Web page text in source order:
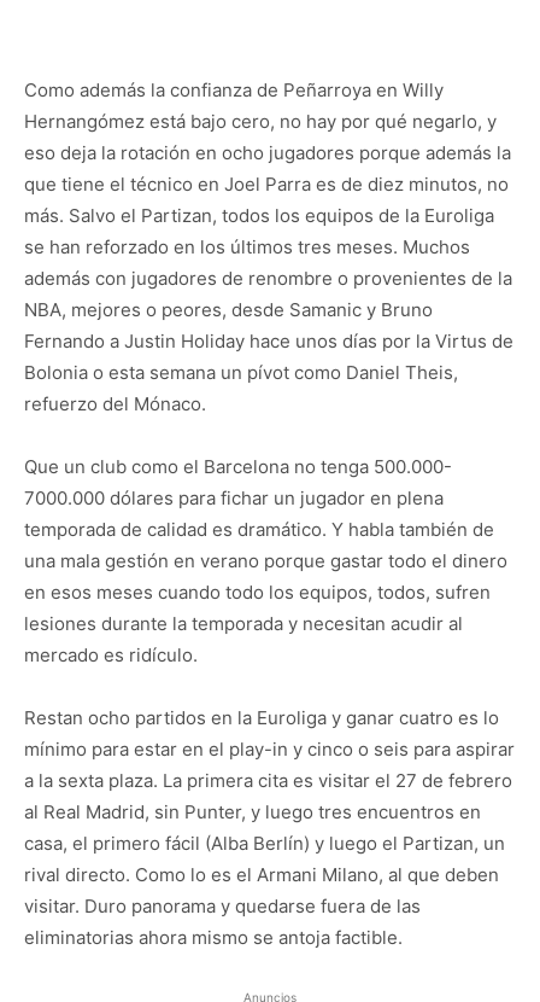
Como además la confianza de Peñarroya en Willy
Hernangómez está bajo cero, no hay por qué negarlo, y
eso deja la rotación en ocho jugadores porque además la
que tiene el técnico en Joel Parra es de diez minutos, no
más. Salvo el Partizan, todos los equipos de la Euroliga
se han reforzado en los últimos tres meses. Muchos
además con jugadores de renombre o provenientes de la
NBA, mejores o peores, desde Samanic y Bruno
Fernando a Justin Holiday hace unos días por la Virtus de
Bolonia o esta semana un pívot como Daniel Theis,
refuerzo del Mónaco.
Que un club como el Barcelona no tenga 500.000-
7000.000 dólares para fichar un jugador en plena
temporada de calidad es dramático. Y habla también de
una mala gestión en verano porque gastar todo el dinero
en esos meses cuando todo los equipos, todos, sufren
lesiones durante la temporada y necesitan acudir al
mercado es ridículo.
Restan ocho partidos en la Euroliga y ganar cuatro es lo
mínimo para estar en el play-in y cinco o seis para aspirar
a la sexta plaza. La primera cita es visitar el 27 de febrero
al Real Madrid, sin Punter, y luego tres encuentros en
casa, el primero fácil (Alba Berlín) y luego el Partizan, un
rival directo. Como lo es el Armani Milano, al que deben
visitar. Duro panorama y quedarse fuera de las
eliminatorias ahora mismo se antoja factible.
Anuncios